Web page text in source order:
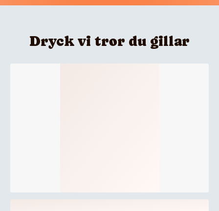
Dryck vi tror du gillar